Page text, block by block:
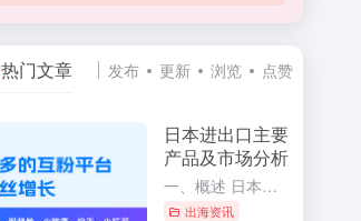
热门文章 发布 更新 浏览 点赞
日本进出口主要
产品及市场分析
一、概述 日本作为世界上经济实力雄厚的国家之一，其对外贸易活动十分活跃。通过深入了解日本进出口的主要产品及市场分析，可以更全面地掌握日本的经济发展趋势和国际贸易格局。本文将针对日本进出口的主要产品进行...
出海资讯